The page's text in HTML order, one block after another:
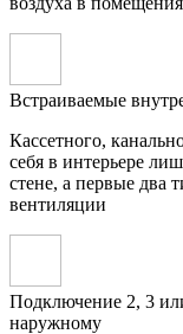
Встраиваемые
Кассетного,
себя в интерьере
стене, а первые два
вентиляции
Подключение 2, 3
наружному